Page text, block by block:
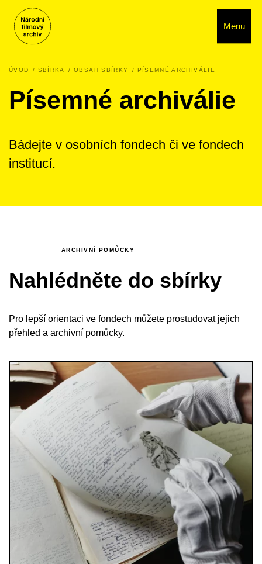
Menu
ÚVOD SBÍRKA OBSAH SBÍRKY PÍSEMNÉ ARCHIVÁLIE
Písemné archiválie
Bádejte v osobních fondech či ve fondech
institucí.
ARCHIVNÍ POMŮCKY
Nahlédněte do sbírky
Pro lepší orientaci ve fondech můžete prostudovat jejich
přehled a archivní pomůcky.